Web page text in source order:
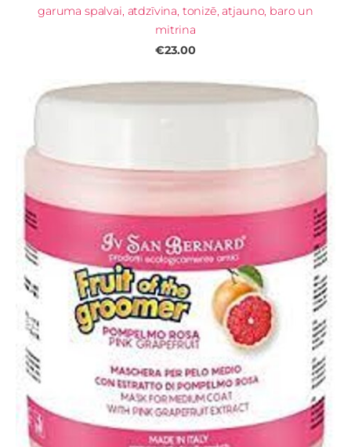
garuma spalvai, atdzīvina, tonizē, atjauno, baro un
mitrina
€23.00